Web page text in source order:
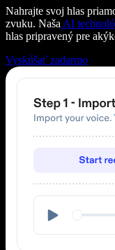
Nahrajte svoj hlas
zvuku. NašaAI
hlas pripravený pre
Vyskúšať zadarmo